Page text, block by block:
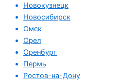
Новокузнецк
Новосибирск
Омск
Орел
Оренбург
Пермь
Ростов-на-Дону